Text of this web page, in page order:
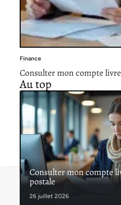
Finance
Consulter mon compte
Au top
Consulter mon compte
postale
26 juillet 2026© 2026 | blog-notes-
Contact Mentions